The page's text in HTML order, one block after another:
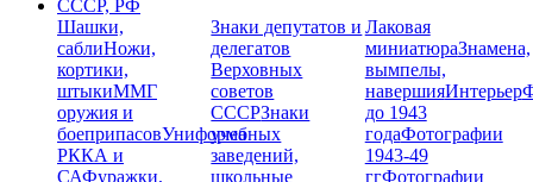
СССР, РФ
Шашки,
саблиНожи,
кортики,
штыкиММГ
оружия и
боеприпасовУниформа
РККА и
САФуражки,
Знаки депутатов и
делегатов
Верховных
советов
СССРЗнаки
учебных
заведений,
школьные
Лаковая
миниатюраЗнамена,
вымпелы,
навершияИнтерьер
до 1943
годаФотографии
1943-49
ггФотографии